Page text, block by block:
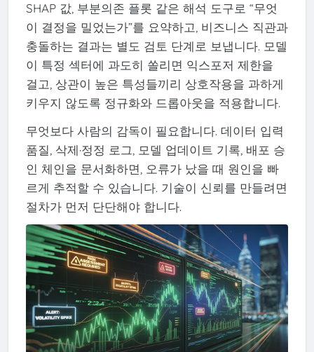
SHAP 값, 부분의존 플롯 같은 해석 도구로 “무엇
이 결정을 밀었는가”를 요약하고, 비즈니스 직관과
충돌하는 결과는 별도 검토 단계로 보냅니다. 모델
이 특정 섹터에 과도히 쏠리면 익스포저 제한을
걸고, 상관이 높은 특성들끼리 상호작용을 과하게
키우지 않도록 정규화와 드롭아웃을 적용합니다.
무엇보다 사람의 감독이 필요합니다. 데이터 입력
품질, 삭제·정정 로그, 모델 업데이트 기록, 배포 승
인 체인을 문서화하면, 오류가 났을 때 원인을 빠
르게 추적할 수 있습니다. 기술이 신뢰를 만들려면
절차가 먼저 단단해야 합니다.